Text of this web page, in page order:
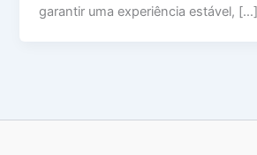
garantir uma experiência estável, […]